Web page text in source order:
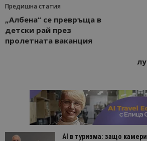
Предишна статия
„Албена“ се превръща в
детски рай през
пролетната ваканция
AI в туризма: защо